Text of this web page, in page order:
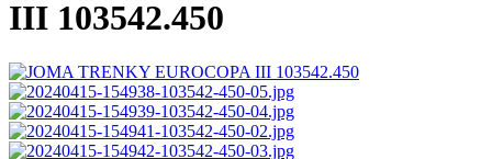
III 103542.450